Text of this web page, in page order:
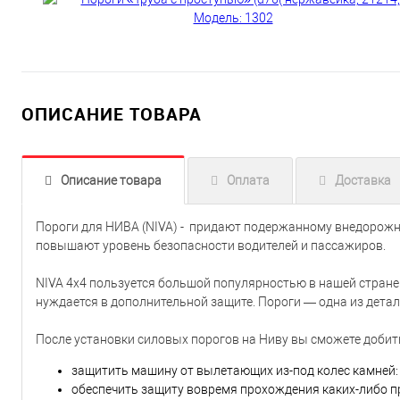
ОПИСАНИЕ ТОВАРА
Описание товара Оплата Доставка
Пороги для НИВА (NIVA) - придают подержанному
повышают уровень безопасности водителей и пассажиров.
NIVA 4x4 пользуется большой популярностью в нашей
нуждается в дополнительной защите. Пороги — одна из
После установки силовых порогов на Ниву вы сможете
защитить машину от вылетающих из-под колес камней:
обеспечить защиту вовремя прохождения каких-либо